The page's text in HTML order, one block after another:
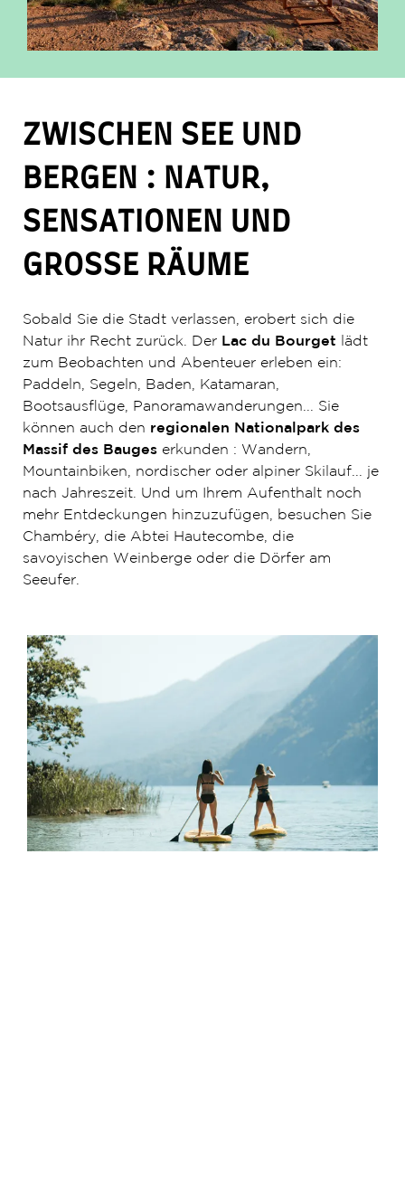
ZWISCHEN SEE UND
BERGEN : NATUR,
SENSATIONEN UND
GROSSE RÄUME
Sobald Sie die Stadt verlassen, erobert sich die
Natur ihr Recht zurück. Der Lac du Bourget
lädt
zum Beobachten und Abenteuer erleben ein:
Paddeln, Segeln, Baden, Katamaran,
Bootsausflüge, Panoramawanderungen... Sie
können auch den regionalen Nationalpark des
Massif des Baugeserkunden : Wandern,
Mountainbiken, nordischer oder alpiner Skilauf... je
nach Jahreszeit. Und um Ihrem Aufenthalt noch
mehr Entdeckungen hinzuzufügen, besuchen Sie
Chambéry, die Abtei Hautecombe, die
savoyischen Weinberge oder die Dörfer am
Seeufer.